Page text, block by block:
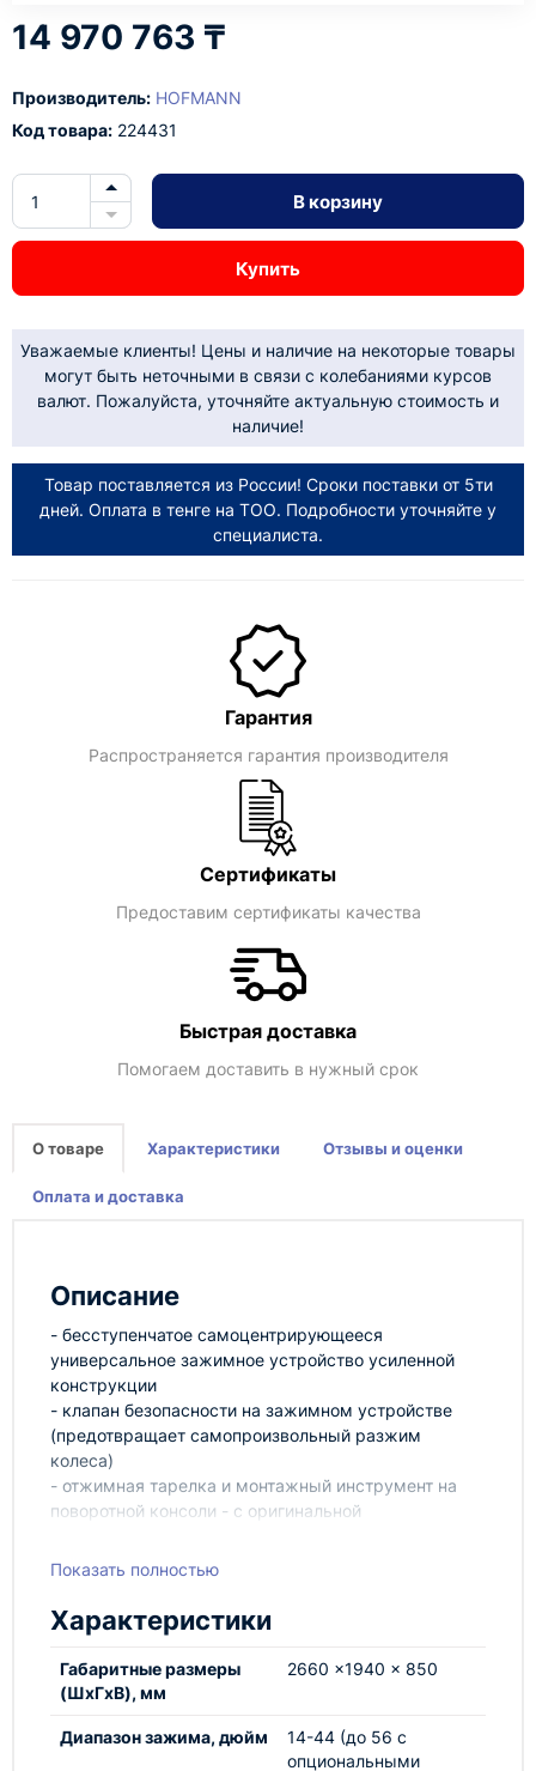
14 970 763 ₸
Производитель: HOFMANN
Код товара: 224431
В корзину
Купить
Уважаемые клиенты! Цены и наличие на некоторые товары
могут быть неточными в связи с колебаниями курсов
валют. Пожалуйста, уточняйте актуальную стоимость и
наличие!
Товар поставляется из России! Сроки поставки от 5ти
дней. Оплата в тенге на ТОО. Подробности уточняйте у
специалиста.
Гарантия
Распространяется гарантия производителя
Сертификаты
Предоставим сертификаты качества
Быстрая доставка
Помогаем доставить в нужный срок
О товаре Характеристики Отзывы и оценки
Оплата и доставка
Описание
- бесступенчатое самоцентрирующееся
универсальное зажимное устройство усиленной
конструкции
- клапан безопасности на зажимном устройстве
(предотвращает самопроизвольный разжим
колеса)
- отжимная тарелка и монтажный инструмент на
поворотной консоли - с оригинальной
шины
поворотной системой, которая увеличивает силу
отжима и обеспечивает постоянное оптимальное
положение тарелки относительно обода
- внутренняя и внешняя боковины шины снимаются
монтажного инструмента)
Показать полностью
Характеристики
Габаритные размеры
(ШхГхВ), мм
2660 x1940 x 850
Диапазон зажима, дюйм
14-44 (до 56 с
опциональными